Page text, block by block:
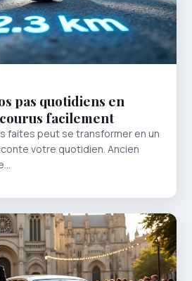
pas quotidiens en
facilement
faites peut se transformer en un
votre quotidien. Ancien